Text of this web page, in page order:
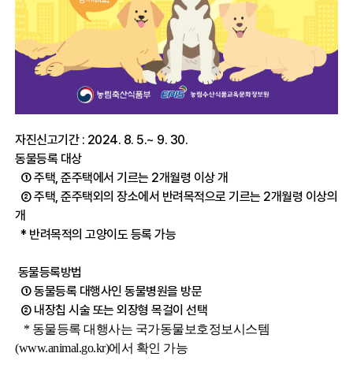
자진신고기간 : 2024. 8. 5.~ 9. 30.
동물등록 대상
① 주택, 준주택에서 기르는 2개월령 이상 개
②주택, 준주택외의 장소에서 반려목적으로 기르는 2개월령 이상의
개
* 반려목적의 고양이도 등록 가능
동물등록방법
① 동물등록 대행사인 동물병원을 방문
② 내장칩 시술 또는 외장형 목걸이 선택
* 동물등록 대행사는 국가동물보호정보시스템
(www.animal.go.kr)에서 확인 가능